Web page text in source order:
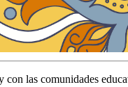
las comunidades